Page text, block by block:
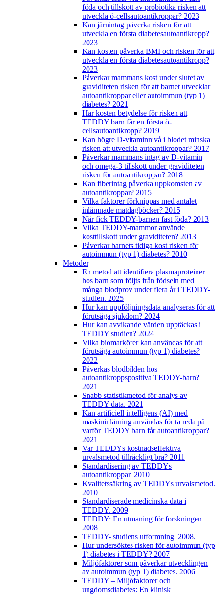
föda och tillskott av probiotika risken att
utveckla ö-cellsautoantikroppar? 2023
Kan järnintag påverka risken för att
utveckla en första diabetesautoantikropp?
2023
Kan kosten påverka BMI och risken för att
utveckla en första diabetesautoantikropp?
2023
Påverkar mammans kost under slutet av
graviditeten risken för att barnet utvecklar
autoantikroppar eller autoimmun (typ 1)
diabetes? 2021
Har kosten betydelse för risken att
TEDDY barn får en första ö-
cellsautoantikropp? 2019
Kan högre D-vitaminnivå i blodet minska
risken att utveckla autoantikroppar? 2017
Påverkar mammans intag av D-vitamin
och omega-3 tillskott under graviditeten
risken för autoantikroppar? 2018
Kan fiberintag påverka uppkomsten av
autoantikroppar? 2015
Vilka faktorer förknippas med antalet
inlämnade matdagböcker? 2015
När fick TEDDY-barnen fast föda? 2013
Vilka TEDDY-mammor använde
kosttillskott under graviditeten? 2013
Påverkar barnets tidiga kost risken för
autoimmun (typ 1) diabetes? 2010
Metoder
En metod att identifiera plasmaproteiner
hos barn som följts från födseln med
många blodprov under flera år i TEDDY-
studien. 2025
Hur kan uppföljningsdata analyseras för att
förutsäga sjukdom? 2024
Hur kan avvikande värden upptäckas i
TEDDY studien? 2024
Vilka biomarkörer kan användas för att
förutsäga autoimmun (typ 1) diabetes?
2022
Påverkas blodbilden hos
autoantikroppspositiva TEDDY-barn?
2021
Snabb statistikmetod för analys av
TEDDY data. 2021
Kan artificiell intelligens (AI) med
maskininlärning användas för ta reda på
varför TEDDY barn får autoantikroppar?
2021
Var TEDDYs kostnadseffektiva
urvalsmetod tillräckligt bra? 2011
Standardisering av TEDDYs
autoantikroppar. 2010
Kvalitetssäkring av TEDDYs urvalsmetod.
2010
Standardiserade medicinska data i
TEDDY. 2009
TEDDY: En utmaning för forskningen.
2008
TEDDY- studiens utformning, 2008.
Hur undersöktes risken för autoimmun (typ
1) diabetes i TEDDY? 2007
Miljöfaktorer som påverkar utvecklingen
av autoimmun (typ 1) diabetes. 2006
TEDDY – Miljöfaktorer och
ungdomsdiabetes: En klinisk